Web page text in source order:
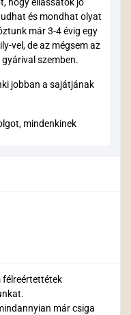
hogy ellássatok jó
és mondhat olyat
már 3-4 évig egy
vel, de az mégsem az
szemben.
jobban a sajátjának
mindenkinek
félreértettétek
már csiga